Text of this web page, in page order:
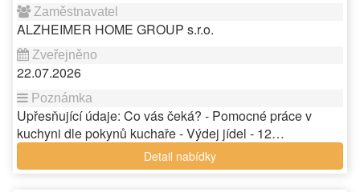
ALZHEIMER HOME GROUP s.r.o.
22.07.2026
Upřesňující údaje: Co vás čeká? - Pomocné práce v
kuchyni dle pokynů kuchaře - Výdej jídel - 12…
Detail nabídky